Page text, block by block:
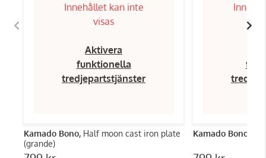
Innehållet kan inte
visas
Aktivera
funktionella
tredjepartstjänster
Kamado Bono, Half moon cast iron plate
(grande)
Kamado Bono,